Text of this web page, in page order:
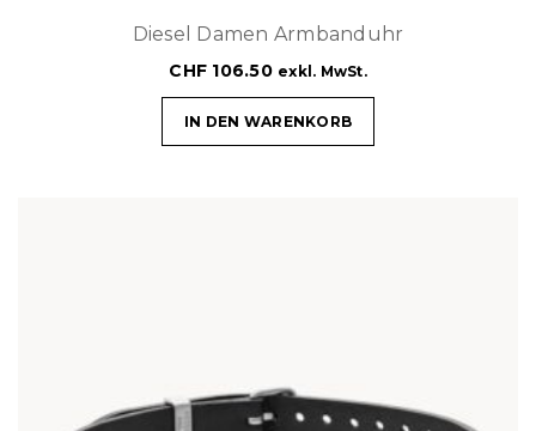
Diesel Damen Armbanduhr
CHF 106.50 exkl. MwSt.
IN DEN WARENKORB